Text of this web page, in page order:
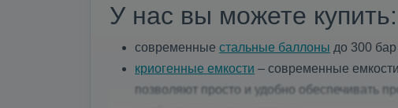
У нас вы можете купить:
современные стальные баллоны до 300
криогенные емкости – современные
позволяют просто и удобно обеспечивать